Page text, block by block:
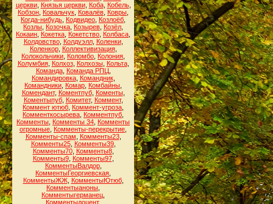
церкви, Князья церкви, Коба, Кобель,
Кобзон Ковальчук Ковалёв Ковры
Когда-нибудь Кодвидео Козлоёб
Козлы Козочка Козырев Козёл
Кокаин Кокетка Кокетство Колбаса
Колдовство, Колдуэлл, Коленки,
Коленкор, Коллективизация,
Колокольчики Коломбо Колония
Колумбия, Колхоз, Колхозы, Кольта,
Команда, Команда РПЦ
Командировка, Командник,
Командники Комар Комбайны
Комендант, Коментпуб, Коменты,
Коментыпуб, Комитет, Коммент,
Коммент ютюб Коммент-угроза
Комменткосырева Комментпуб
Комменты Комменты 34 Комменты
огромные Комменты-перекрытие
Комменты-спам
Комменты23,
Комменты25, Комменты39,
Комменты70, Комменты8,
Комменты9, Комменты97,
КомментыВалдор,
КомментыГеоргиевская
КомментыЖЖ, КомментыЮтюб,
Комментыаноны
Комментыгерманец
Комментыдоцент,